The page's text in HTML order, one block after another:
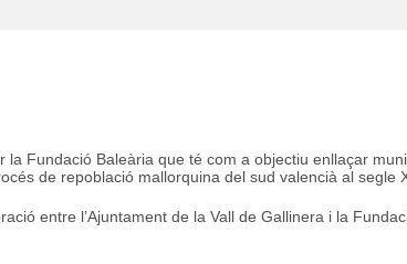
Fundació Baleària que té com a objectiu enllaçar
de repoblació mallorquina del sud valencià al segle
entre l’Ajuntament de la Vall de Gallinera i la